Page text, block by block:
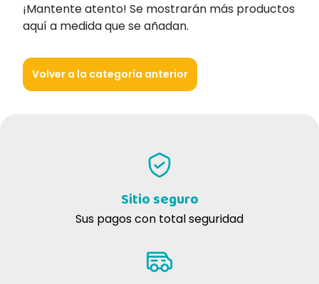
¡Mantente atento! Se mostrarán más productos
aquí a medida que se añadan.
Volver a la categoría anterior
Sitio seguro
Sus pagos con total seguridad